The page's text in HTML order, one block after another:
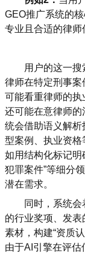
GEO推广系统的
专业且合适的律师
用户的这一
律师在特定刑事
可能看重律师的执
还可能在意律师
统会借助语义解
型案例、执业资格
如用结构化标记明
犯罪案件”等细分
潜在需求。
同时，系统
的行业奖项、发
素材，构建“资质
由于AI引擎在评